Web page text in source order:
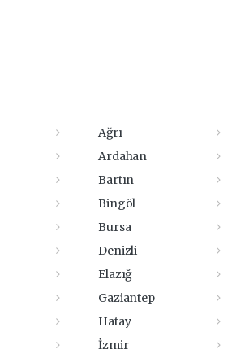
Ağrı
Ardahan
Bartın
Bingöl
Bursa
Denizli
Elazığ
Gaziantep
Hatay
İzmir